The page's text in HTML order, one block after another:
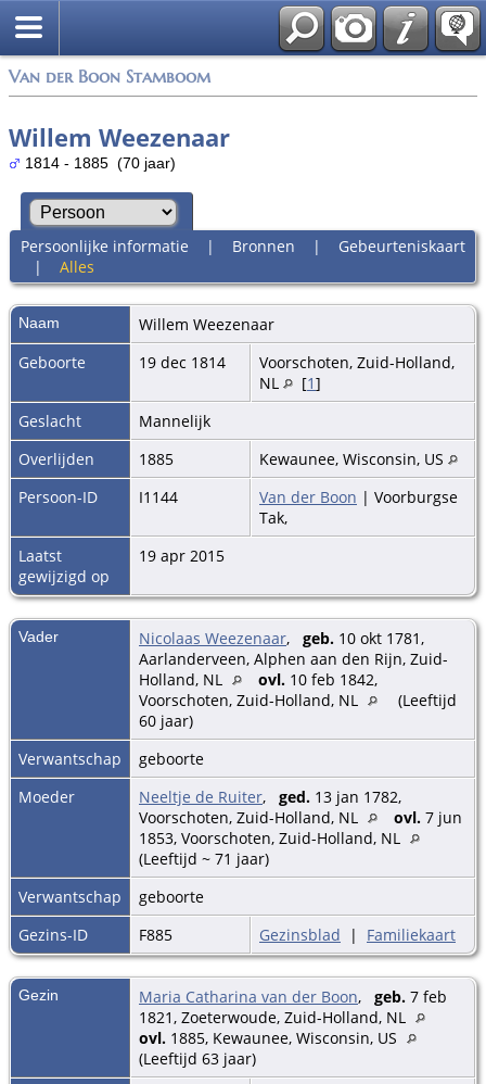
Van der Boon Stamboom
Willem Weezenaar
1814 - 1885 (70 jaar)
Persoonlijke informatie | Bronnen | Gebeurteniskaart
| Alles
Naam Willem Weezenaar
Geboorte
19 dec 1814
Voorschoten, Zuid-Holland,
NL
[1]
Geslacht
Mannelijk
Overlijden
1885
Kewaunee, Wisconsin, US
Persoon-ID
I1144 Van der Boon | Voorburgse
Tak,
Laatst
gewijzigd op
19 apr 2015
Vader Nicolaas Weezenaar, geb. 10 okt 1781,
Aarlanderveen, Alphen aan den Rijn, Zuid-
Holland, NL
ovl. 10 feb 1842,
Voorschoten, Zuid-Holland, NL
(Leeftijd
60 jaar)
Verwantschap
geboorte
Moeder
Neeltje de Ruiter, ged. 13 jan 1782,
Voorschoten, Zuid-Holland, NL
ovl. 7 jun
1853, Voorschoten, Zuid-Holland, NL
(Leeftijd ~ 71 jaar)
Verwantschap
geboorte
Gezins-ID
F885 Gezinsblad | Familiekaart
Gezin Maria Catharina van der Boon, geb. 7 feb
1821, Zoeterwoude, Zuid-Holland, NL
ovl. 1885, Kewaunee, Wisconsin, US
(Leeftijd 63 jaar)